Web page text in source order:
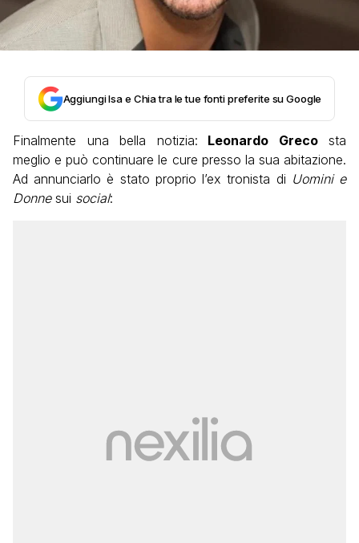
Aggiungi Isa e Chia tra le tue fonti preferite su Google
Finalmente una bella notizia: Leonardo Grecosta
meglio e può continuare le cure presso la sua abitazione.
Ad annunciarlo è stato proprio l’ex tronista di Uomini e
Donnesui social: